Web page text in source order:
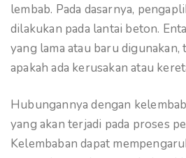
lembab. Pada dasarnya,
dilakukan pada lantai beton.
yang lama atau baru
apakah ada kerusakan atau
Hubungannya dengan
yang akan terjadi pada proses
Kelembaban dapat